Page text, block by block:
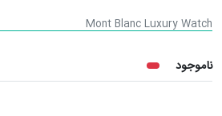
Mont Blanc Luxury Watch
ناموجود